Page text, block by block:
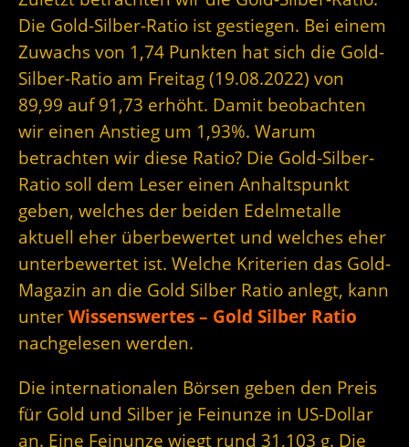
Die Gold-Silber-Ratio ist gestiegen. Bei einem
Zuwachs von 1,74 Punkten hat sich die Gold-
Silber-Ratio am Freitag (19.08.2022) von
89,99 auf 91,73 erhöht. Damit beobachten
wir einen Anstieg um 1,93%. Warum
betrachten wir diese Ratio? Die Gold-Silber-
Ratio soll dem Leser einen Anhaltspunkt
geben, welches der beiden Edelmetalle
aktuell eher überbewertet und welches eher
unterbewertet ist. Welche Kriterien das Gold-
Magazin an die Gold Silber Ratio anlegt, kann
unter Wissenswertes – Gold Silber Ratio
nachgelesen werden.
Die internationalen Börsen geben den Preis
für Gold und Silber je Feinunze in US-Dollar
an. Eine Feinunze wiegt rund 31,103 g. Die